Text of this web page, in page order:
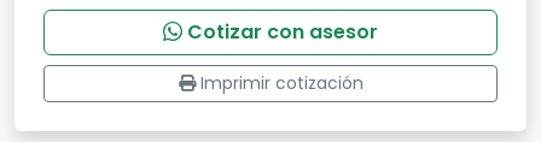
Cotizar con asesor
Imprimir cotización